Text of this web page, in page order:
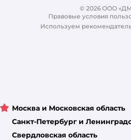
Блог
© 2026 ООО
Правовые условия
Используем
Москва и Московская область
Санкт-Петербург и
Свердловская область